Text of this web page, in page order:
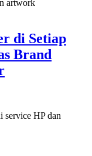
di Setiap
Brand